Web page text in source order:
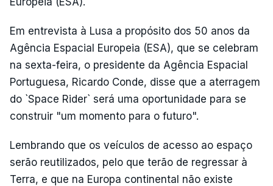
Em entrevista à Lusa a propósito dos 50 anos da
Agência Espacial Europeia (ESA), que se celebram
na sexta-feira, o presidente da Agência Espacial
Portuguesa, Ricardo Conde, disse que a aterragem
do `Space Rider` será uma oportunidade para se
construir "um momento para o futuro".
Lembrando que os veículos de acesso ao espaço
serão reutilizados, pelo que terão de regressar à
Terra, e que na Europa continental não existe